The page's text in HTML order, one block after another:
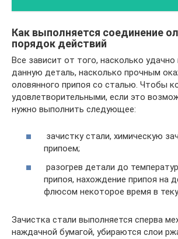
Как выполняется соединение
порядок действий
Все зависит от того, насколько
данную деталь, насколько прочным
оловянного припоя со сталью. Чтобы
удовлетворительными, если это
нужно выполнить следующее:
зачистку стали, химическую
припоем;
разогрев детали до
припоя, нахождение припоя на
флюсом некоторое время в
Зачистка стали выполняется сперва
наждачной бумагой, убираются слои